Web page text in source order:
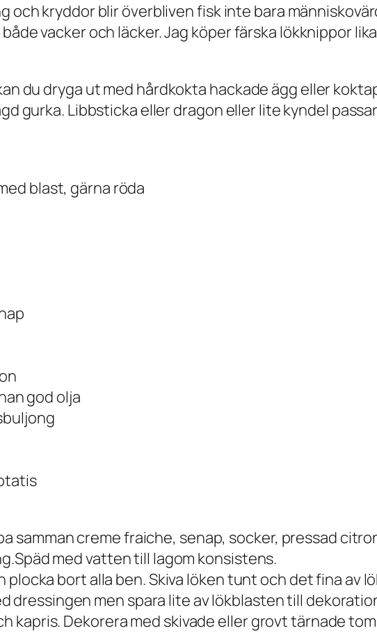
och kryddor blir överbliven fisk inte bara
vacker och läcker. Jag köper färska lökknippor
du dryga ut med hårdkokta hackade ägg eller
gurka. Libbsticka eller dragon eller lite kyndel
blast, gärna röda
god olja
samman creme fraiche, senap, socker, pressad
med vatten till lagom konsistens.
plocka bort alla ben. Skiva löken tunt och det fina av
dressingen men spara lite av lökblasten till
kapris. Dekorera med skivade eller grovt tärnade